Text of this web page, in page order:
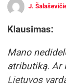
J.
Klausimas:
Mano
atributiką. Ar
Lietuvos